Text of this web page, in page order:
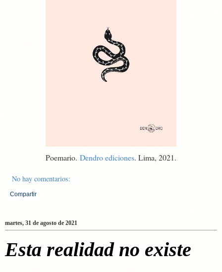
Poemario. Dendro ediciones. Lima, 2021.
No hay comentarios:
Compartir
martes, 31 de agosto de 2021
Esta realidad no existe